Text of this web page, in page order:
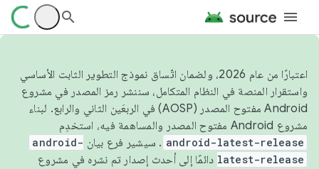
اعتبارًا من عام 2026، ولضمان اتّساق نموذج التطوير الثابت الأساسي
واستقرار المنصة في النظام المتكامل، سننشر رمز المصدر في مشروع
Android مفتوح المصدر (AOSP) في الربعَين الثاني والرابع. لبناء
مشروع Android مفتوح المصدر والمساهمة فيه، استخدِم
android-latest-release . سيشير فرع بيان android-
latest-release دائمًا إلى أحدث إصدار تم نشره في مشروع